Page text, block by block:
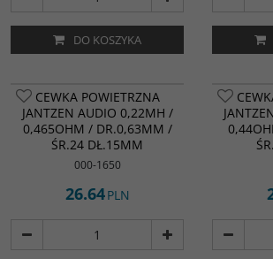
DO KOSZYKA
CEWKA POWIETRZNA
JANTZEN AUDIO 0,22MH /
0,465OHM / DR.0,63MM /
ŚR.24 DŁ.15MM
000-1650
26.64PLN